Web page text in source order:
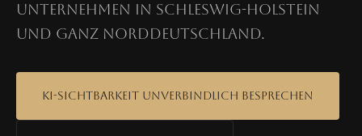
Unternehmen in Schleswig-Holstein
und ganz Norddeutschland.
KI-Sichtbarkeit unverbindlich besprechen